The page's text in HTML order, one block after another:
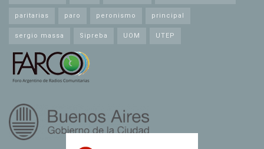
paritarias paro peronismo principal
sergio massa Sipreba UOM UTEP